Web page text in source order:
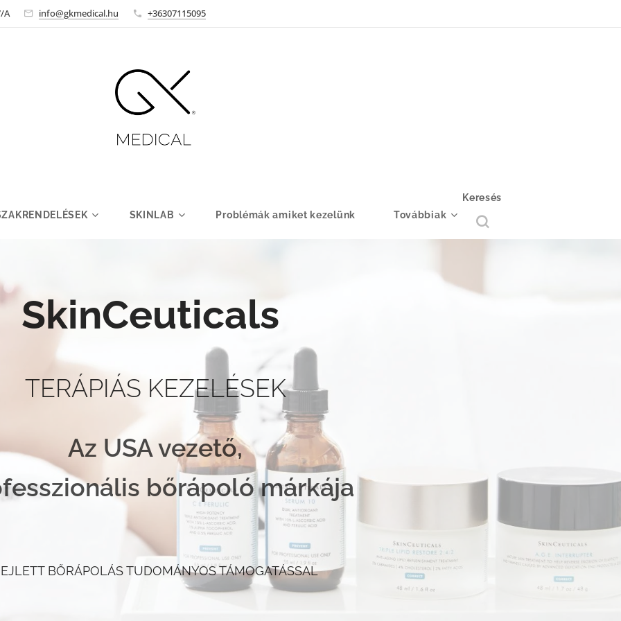
A info@gkmedical.hu +36307115095
SKINLAB Problémák amiket kezelünk Továbbiak
Keresés
SkinCeuticals
TERÁPIÁS KEZELÉSEK
Az USA vezető,
bőrápoló márkája
BŐRÁPOLÁS TUDOMÁNYOS TÁMOGATÁSSAL